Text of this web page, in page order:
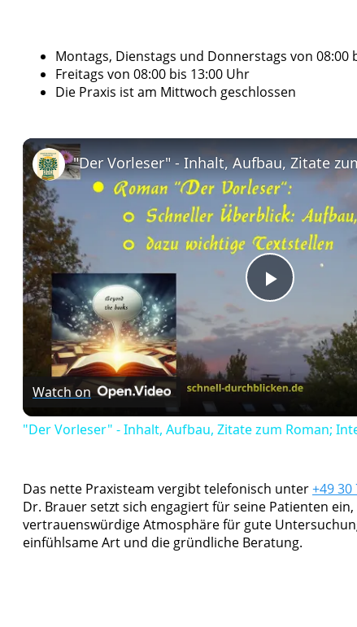
Montags, Dienstags und Donnerstags von 08:00
Freitags von 08:00 bis 13:00 Uhr
Die Praxis ist am Mittwoch geschlossen
Play
Video
Watch on
"Der Vorleser" - Inhalt, Aufbau, Zitate zum Roman;
Das nette Praxisteam vergibt telefonisch unter+49 30
Dr. Brauer setzt sich engagiert für seine Patienten
vertrauenswürdige Atmosphäre für gute
einfühlsame Art und die gründliche Beratung.